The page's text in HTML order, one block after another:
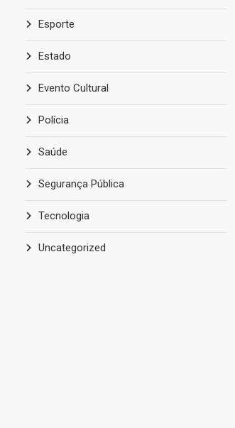
Esporte
Estado
Evento Cultural
Polícia
Saúde
Segurança Pública
Tecnologia
Uncategorized